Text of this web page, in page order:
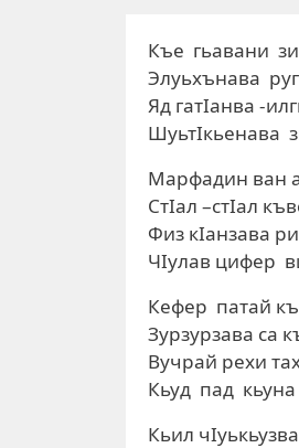
Къе гьавани
Элуьхънава
Яд гатIанва -
ШуьтIкьенава
Марфадин ван
СтIал –стIал
Физ кIанзава
ЧIулав цифер
Кефер патай
Зурзурзава са
Вучрай рехи
Кьуд пад
Кьил